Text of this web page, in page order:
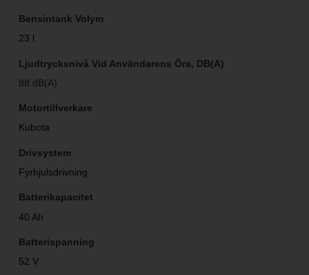
Bensintank Volym
23 l
Ljudtrycksnivå Vid Användarens Öra, DB(A)
88 dB(A)
Motortillverkare
Kubota
Drivsystem
Fyrhjulsdrivning
Batterikapacitet
40 Ah
Batterispanning
52 V